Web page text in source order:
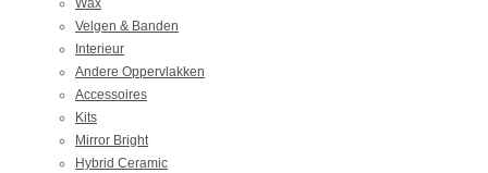
Wax
Velgen & Banden
Interieur
Andere Oppervlakken
Accessoires
Kits
Mirror Bright
Hybrid Ceramic